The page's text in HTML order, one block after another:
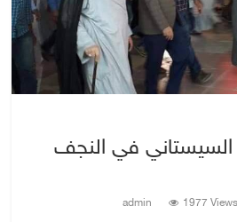
السيستاني في النجف
admin 1977 Views